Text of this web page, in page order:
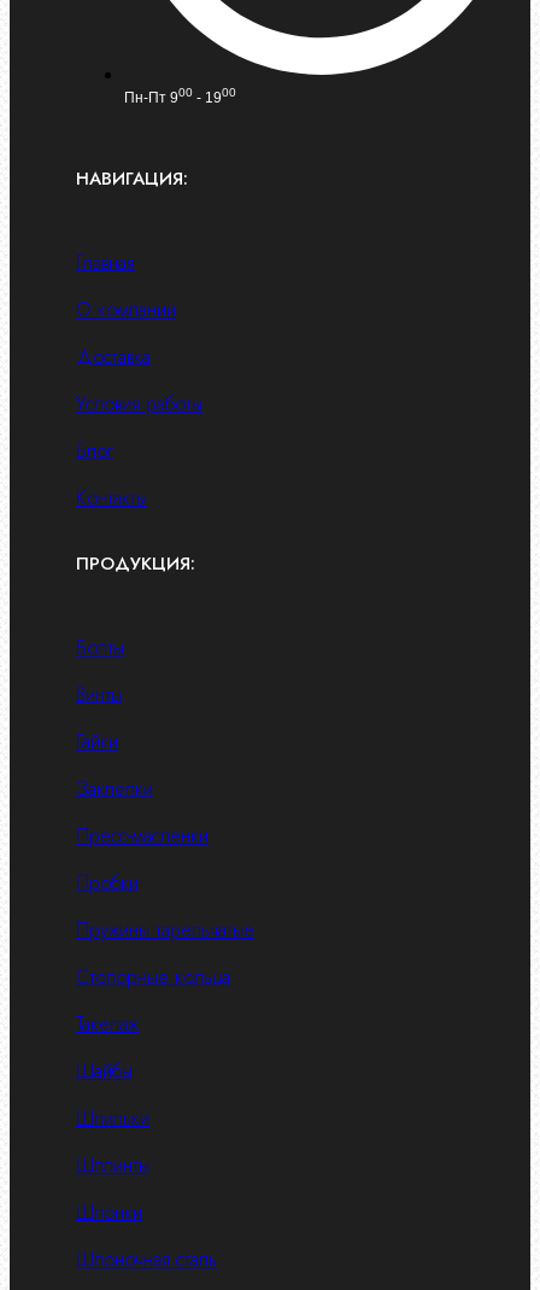
Пн-Пт 900 - 1900
НАВИГАЦИЯ:
Главная
О компании
Доставка
Условия работы
Блог
Контакты
ПРОДУКЦИЯ:
Болты
Винты
Гайки
Заклепки
Пресс-масленки
Пробки
Пружины тарельчатые
Стопорные кольца
Такелаж
Шайбы
Шпильки
Шплинты
Шпонки
Шпоночная сталь